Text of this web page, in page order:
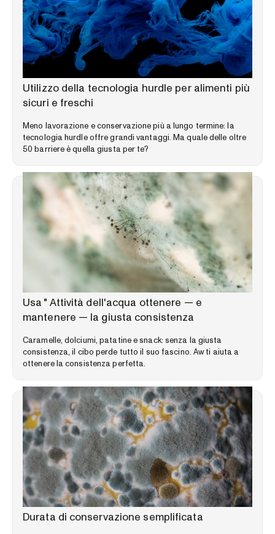
Utilizzo della tecnologia hurdle per alimenti più
sicuri e freschi
Meno lavorazione e conservazione più a lungo termine: la
tecnologia hurdle offre grandi vantaggi. Ma quale delle oltre
50 barriere è quella giusta per te?
Usa " Attività dell'acqua ottenere — e
mantenere — la giusta consistenza
Caramelle, dolciumi, patatine e snack: senza la giusta
consistenza, il cibo perde tutto il suo fascino. Aw ti aiuta a
ottenere la consistenza perfetta.
LIBRERIA DELLE COMPETENZE
Durata di conservazione semplificata